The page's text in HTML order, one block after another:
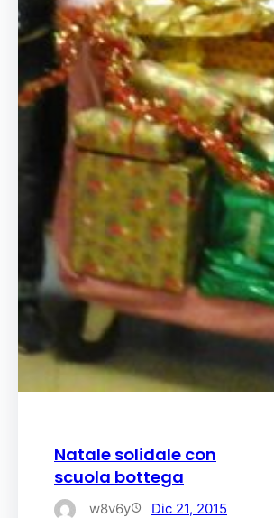
Natale solidale con
scuola bottega
w8v6y Dic 21, 2015